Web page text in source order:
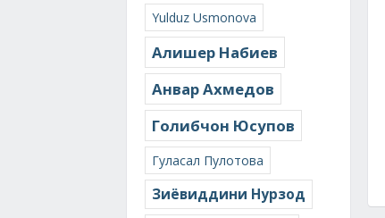
Yulduz Usmonova
Алишер Набиев
Анвар Ахмедов
Голибчон Юсупов
Гуласал Пулотова
Зиёвиддини Нурзод